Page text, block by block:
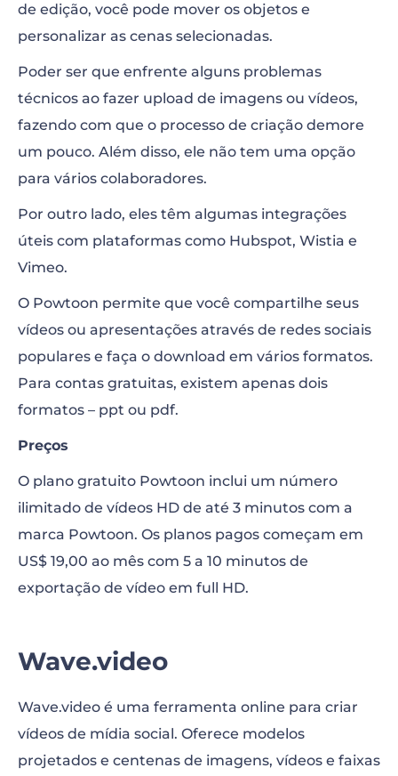
de edição, você pode mover os objetos e
personalizar as cenas selecionadas.
Poder ser que enfrente alguns problemas
técnicos ao fazer upload de imagens ou vídeos,
fazendo com que o processo de criação demore
um pouco. Além disso, ele não tem uma opção
para vários colaboradores.
Por outro lado, eles têm algumas integrações
úteis com plataformas como Hubspot, Wistia e
Vimeo.
O Powtoon permite que você compartilhe seus
vídeos ou apresentações através de redes sociais
populares e faça o download em vários formatos.
Para contas gratuitas, existem apenas dois
formatos – ppt ou pdf.
Preços
O plano gratuito Powtoon inclui um número
ilimitado de vídeos HD de até 3 minutos com a
marca Powtoon. Os planos pagos começam em
US$ 19,00 ao mês com 5 a 10 minutos de
exportação de vídeo em full HD.
Wave.video
Wave.video é uma ferramenta online para criar
vídeos de mídia social. Oferece modelos
projetados e centenas de imagens, vídeos e faixas